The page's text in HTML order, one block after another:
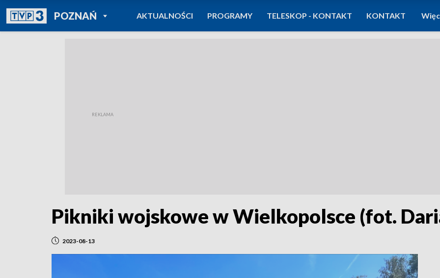
POZNAŃPOWRÓT DO
TVP REGIONY
AKTUALNOŚCI PROGRAMY TELESKOP - KONTAKT KONTAKT
Pikniki wojskowe w Wielkopolsce (fot.
2023-08-13